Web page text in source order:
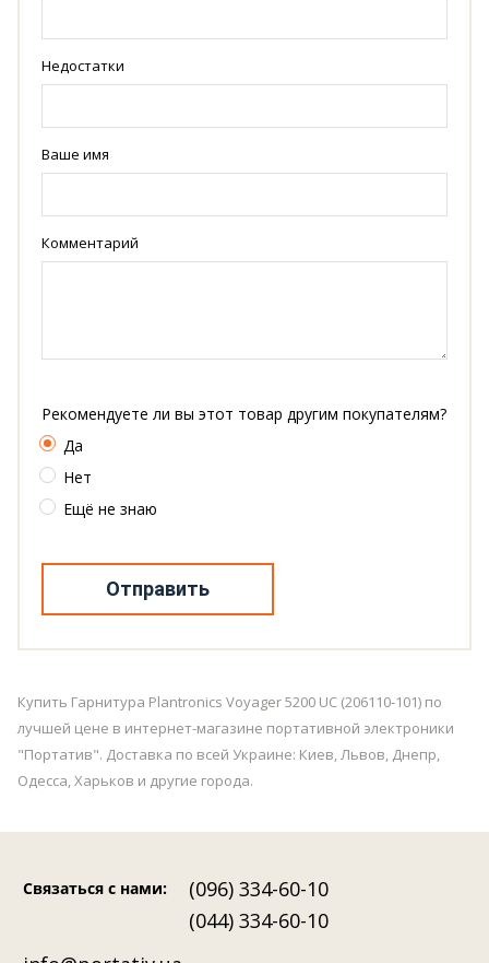
Недостатки
Ваше имя
Комментарий
Рекомендуете ли вы этот товар другим покупателям?
Да
Нет
Ещё не знаю
Отправить
Купить Гарнитура Plantronics Voyager 5200 UC (206110-101) по
лучшей цене в интернет-магазине портативной электроники
"Портатив". Доставка по всей Украине: Киев, Львов, Днепр,
Одесса, Харьков и другие города.
Связаться с нами:
(096) 334-60-10
(044) 334-60-10